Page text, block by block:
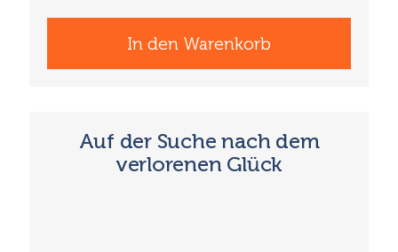
In den Warenkorb
Auf der Suche nach dem
verlorenen Glück